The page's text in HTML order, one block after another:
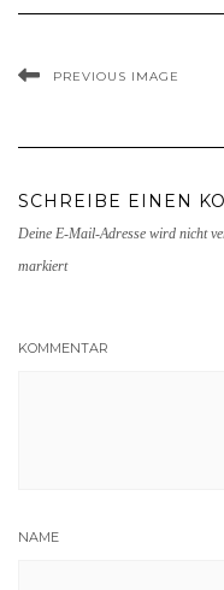
PREVIOUS IMAGE
SCHREIBE EINEN
Deine E-Mail-Adresse wird nicht
markiert
KOMMENTAR
NAME